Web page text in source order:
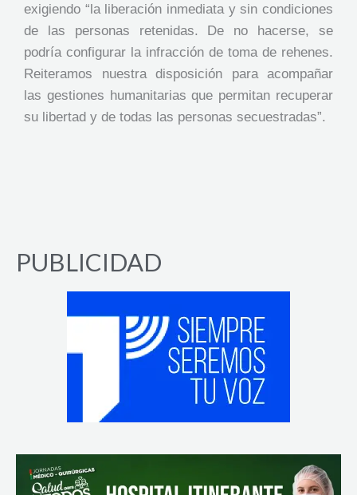
exigiendo “la liberación inmediata y sin condiciones
de las personas retenidas. De no hacerse, se
podría configurar la infracción de toma de rehenes.
Reiteramos nuestra disposición para acompañar
las gestiones humanitarias que permitan recuperar
su libertad y de todas las personas secuestradas”.
PUBLICIDAD